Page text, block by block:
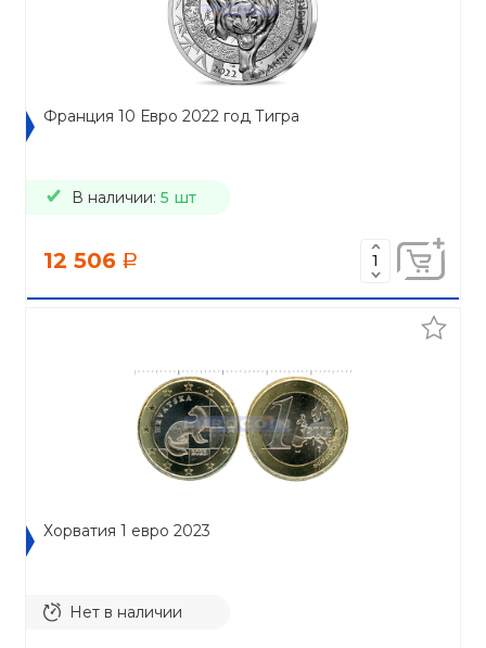
Франция 10 Евро 2022 год Тигра
В наличии: 5 шт
12 506 a
Хорватия 1 евро 2023
Нет в наличии